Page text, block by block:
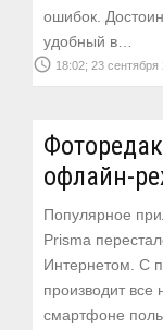
ошибок.
удобный в…
access_time 18:02; 23 сентября
офлайн-
Популярное
Prisma
Интернетом. С
производит
смартфоне